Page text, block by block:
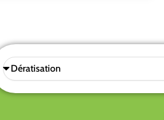
Sélectionnez
une